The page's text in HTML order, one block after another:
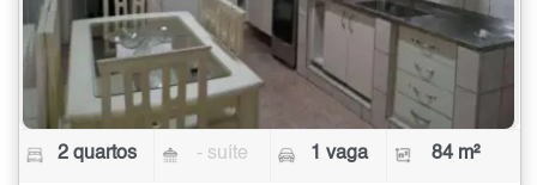
2 quartos - suíte 1 vaga 84 m²